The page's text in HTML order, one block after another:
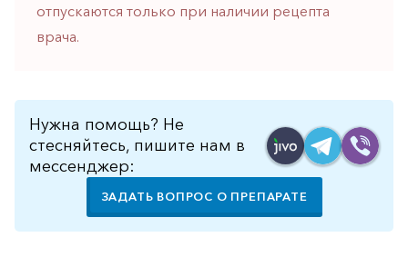
Щитовидная
отпускаются только при наличии рецепта
врача.
Нужна помощь? Не
стесняйтесь, пишите нам в
мессенджер:
ЗАДАТЬ ВОПРОС О ПРЕПАРАТЕ